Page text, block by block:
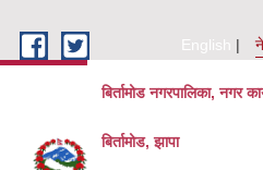
English
बिर्तामोड नगरपालिका, नगर
बिर्तामोड, झापा